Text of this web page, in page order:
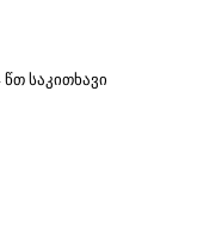
წთ საკითხავი